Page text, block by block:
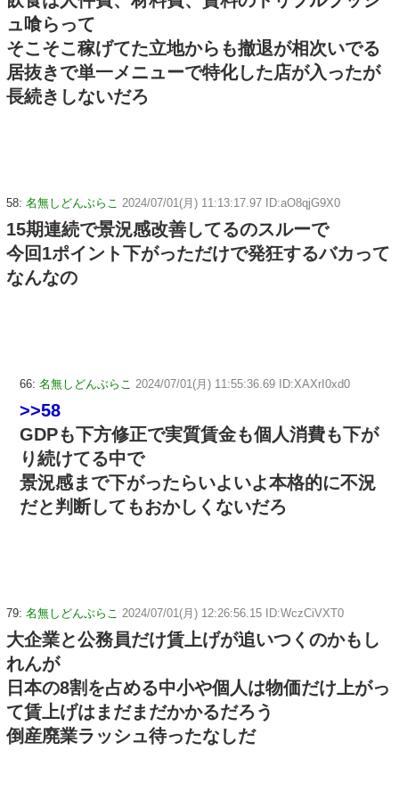
ュ喰らって
そこそこ稼げてた立地からも撤退が相次いでる
居抜きで単一メニューで特化した店が入ったが
長続きしないだろ
58: 名無しどんぶらこ 2024/07/01(月) 11:13:17.97 ID:aO8qjG9X0
15期連続で景況感改善してるのスルーで
今回1ポイント下がっただけで発狂するバカって
なんなの
66: 名無しどんぶらこ 2024/07/01(月) 11:55:36.69 ID:XAXrI0xd0
>>58
GDPも下方修正で実質賃金も個人消費も下が
り続けてる中で
景況感まで下がったらいよいよ本格的に不況
だと判断してもおかしくないだろ
79: 名無しどんぶらこ 2024/07/01(月) 12:26:56.15 ID:WczCiVXT0
大企業と公務員だけ賃上げが追いつくのかもし
れんが
日本の8割を占める中小や個人は物価だけ上がっ
て賃上げはまだまだかかるだろう
倒産廃業ラッシュ待ったなしだ